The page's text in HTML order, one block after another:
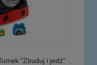
"Zbuduj i jedź"